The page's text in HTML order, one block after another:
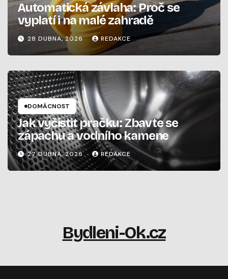
Automatická závlaha: Proč se
vyplatí i na malé zahradě
28 DUBNA, 2026 REDAKCE
DOMÁCNOST
Jak vyčistit pračku: Zbavte se
zápachu a vodního kamene
27 DUBNA, 2026 REDAKCE
Bydleni-Ok.cz